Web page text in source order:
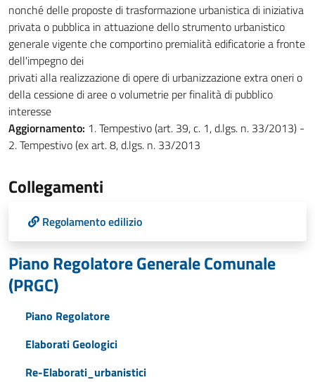
nonché delle proposte di trasformazione urbanistica di iniziativa
privata o pubblica in attuazione dello strumento urbanistico
generale vigente che comportino premialità edificatorie a fronte
dell'impegno dei
privati alla realizzazione di opere di urbanizzazione extra oneri o
della cessione di aree o volumetrie per finalità di pubblico
interesse
Aggiornamento: 1. Tempestivo (art. 39, c. 1, d.lgs. n. 33/2013) -
2. Tempestivo (ex art. 8, d.lgs. n. 33/2013
Collegamenti
Regolamento edilizio
Piano Regolatore Generale Comunale
(PRGC)
Piano Regolatore
Elaborati Geologici
Re-Elaborati_urbanistici